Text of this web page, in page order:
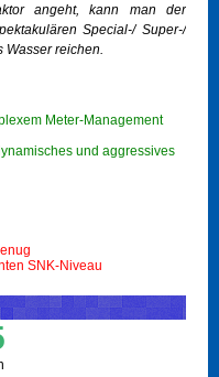
angeht, kann man der
Special-/ Super-/
reichen.
Meter-Management
und aggressives
SNK-Niveau